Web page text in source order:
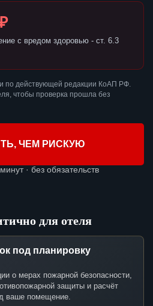
с вредом здоровью - ст. 6.3
по действующей редакции КоАП РФ.
чтобы проверка прошла без
ЧЕМ РИСКУЮ
· без обязательств
для отеля
под планировку
о мерах пожарной безопасности,
защиты и расчёт
ваше помещение.